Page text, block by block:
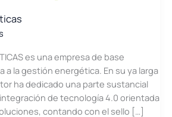
es una empresa de base
a la gestión energética. En su ya larga
ha dedicado una parte sustancial
de tecnología 4.0 orientada
contando con el sello […]